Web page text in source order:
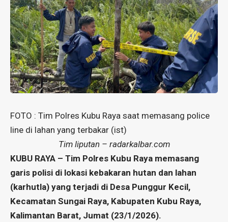
FOTO : Tim Polres Kubu Raya saat memasang police
line di lahan yang terbakar (ist)
Tim liputan – radarkalbar.com
KUBU RAYA – Tim Polres Kubu Raya memasang
garis polisi di lokasi kebakaran hutan dan lahan
(karhutla) yang terjadi di Desa Punggur Kecil,
Kecamatan Sungai Raya, Kabupaten Kubu Raya,
Kalimantan Barat, Jumat (23/1/2026).